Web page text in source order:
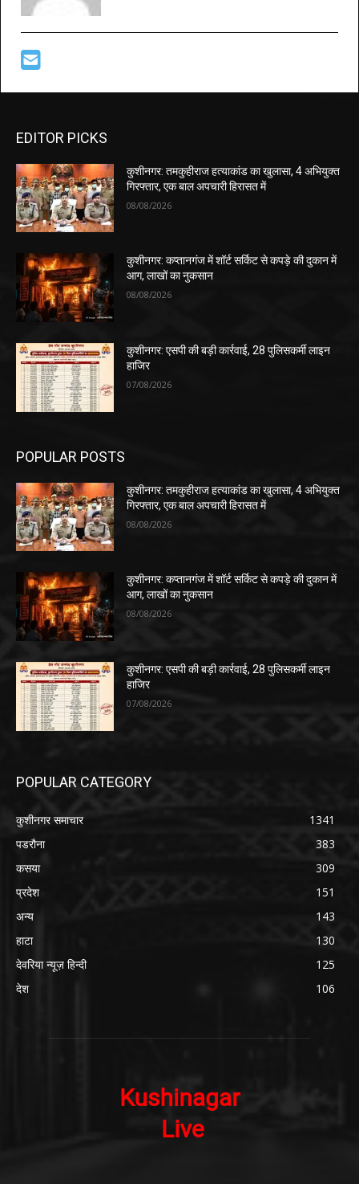
EDITOR PICKS
कुशीनगर: तमकुहीराज हत्याकांड का खुलासा, 4 अभियुक्त
गिरफ्तार, एक बाल अपचारी हिरासत में
08/08/2026
कुशीनगर: कप्तानगंज में शॉर्ट सर्किट से कपड़े की दुकान में
आग, लाखों का नुकसान
08/08/2026
कुशीनगर: एसपी की बड़ी कार्रवाई, 28 पुलिसकर्मी लाइन
हाजिर
07/08/2026
POPULAR POSTS
कुशीनगर: तमकुहीराज हत्याकांड का खुलासा, 4 अभियुक्त
गिरफ्तार, एक बाल अपचारी हिरासत में
08/08/2026
कुशीनगर: कप्तानगंज में शॉर्ट सर्किट से कपड़े की दुकान में
आग, लाखों का नुकसान
08/08/2026
कुशीनगर: एसपी की बड़ी कार्रवाई, 28 पुलिसकर्मी लाइन
हाजिर
07/08/2026
POPULAR CATEGORY
कुशीनगर समाचार
1341
पडरौना
383
कसया
309
प्रदेश
151
अन्य
143
हाटा
130
देवरिया न्यूज़ हिन्दी
125
देश
106